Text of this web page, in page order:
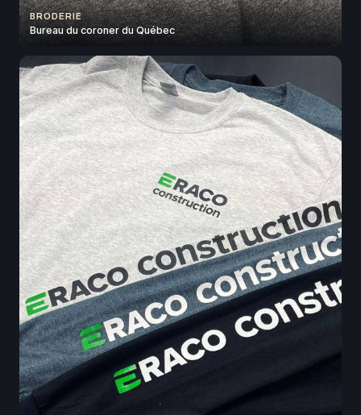
BRODERIE
Bureau du coroner du Québec